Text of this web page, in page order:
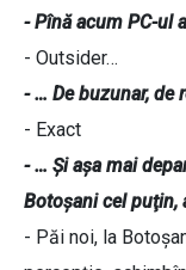
- Pînă acum PC-ul
- Outsider…
- … De buzunar, de
- Exact
- … Şi aşa mai
Botoşani cel puţin,
- Păi noi, la